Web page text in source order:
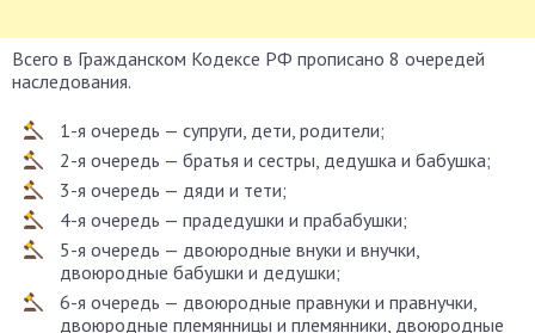
Всего в Гражданском Кодексе РФ прописано 8 очередей
наследования.
1-я очередь — супруги, дети, родители;
2-я очередь — братья и сестры, дедушка и бабушка;
3-я очередь — дяди и тети;
4-я очередь — прадедушки и прабабушки;
5-я очередь — двоюродные внуки и внучки,
двоюродные бабушки и дедушки;
6-я очередь — двоюродные правнуки и правнучки,
двоюродные племянницы и племянники, двоюродные